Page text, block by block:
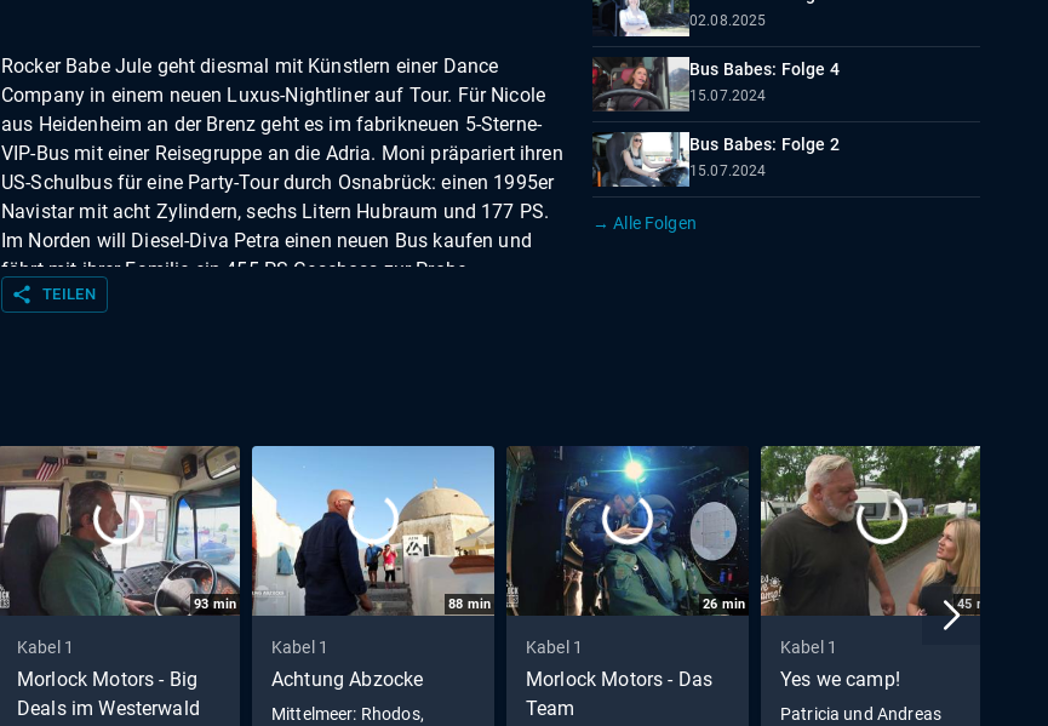
Rocker Babe Jule geht diesmal mit Künstlern einer Dance
Company in einem neuen Luxus-Nightliner auf Tour. Für Nicole
aus Heidenheim an der Brenz geht es im fabrikneuen 5-Sterne-
VIP-Bus mit einer Reisegruppe an die Adria. Moni präpariert ihren
US-Schulbus für eine Party-Tour durch Osnabrück: einen 1995er
Navistar mit acht Zylindern, sechs Litern Hubraum und 177 PS.
Im Norden will Diesel-Diva Petra einen neuen Bus kaufen und
fährt mit ihrer Familie ein 455-PS-Geschoss zur Probe.
share TEILEN
02.08.2025
Bus Babes: Folge 4
15.07.2024
Bus Babes: Folge 2
15.07.2024
→ Alle Folgen
93 min
Kabel 1
Morlock Motors - Big
Deals im Westerwald
88 min
Kabel 1
Achtung Abzocke
Mittelmeer: Rhodos,
26min
Kabel 1
Morlock Motors - Das
Team
45 min
Kabel 1
Yes we camp!
Patricia und Andreas